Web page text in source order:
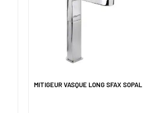
MITIGEUR VASQUE LONG SFAX SOPAL